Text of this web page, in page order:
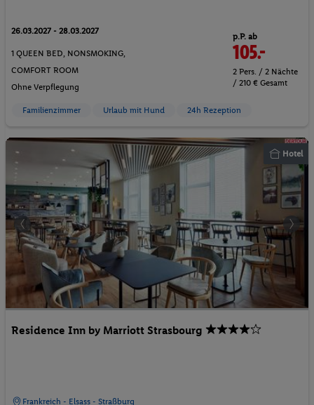
26.03.2027 - 28.03.2027
1 QUEEN BED, NONSMOKING,
COMFORT ROOM
Ohne Verpflegung
p.P. ab
105.-
2 Pers. / 2 Nächte
/ 210 € Gesamt
Familienzimmer Urlaub mit Hund 24h Rezeption
Hotel
Residence Inn by Marriott Strasbourg
Frankreich - Elsass - Straßburg